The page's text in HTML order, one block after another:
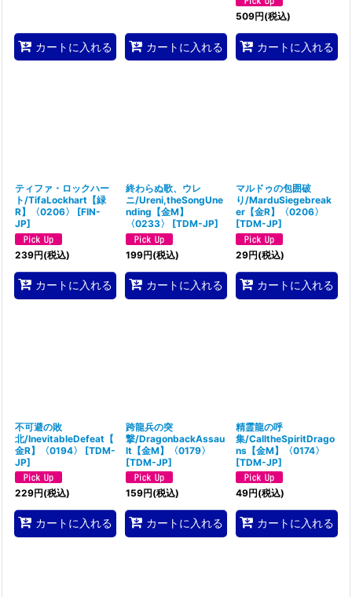
カートに入れる カートに入れる
509円(税込)
カートに入れる
ティファ・ロックハー
ト/TifaLockhart【緑
R】〈0206〉
[FIN-
JP]
239円(税込)
カートに入れる
終わらぬ歌、ウレ
ニ/Ureni,theSongUne
nding【金M】
〈0233〉
[TDM-JP]
199円(税込)
カートに入れる
マルドゥの包囲破
り/MarduSiegebreak
er【金R】〈0206〉
[TDM-JP]
29円(税込)
カートに入れる
不可避の敗
北/InevitableDefeat【
金R】〈0194〉
[TDM-
JP]
229円(税込)
カートに入れる
跨龍兵の突
撃/DragonbackAssau
lt【金M】〈0179〉
[TDM-JP]
159円(税込)
カートに入れる
精霊龍の呼
集/CalltheSpiritDrago
ns【金M】〈0174〉
[TDM-JP]
49円(税込)
カートに入れる